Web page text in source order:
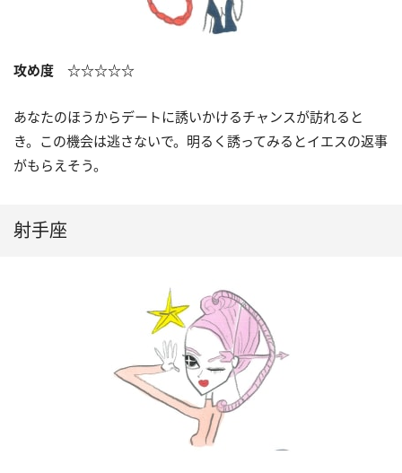
攻め度 ☆☆☆☆☆
あなたのほうからデートに誘いかけるチャンスが訪れると
き。この機会は逃さないで。明るく誘ってみるとイエスの返事
がもらえそう。
射手座